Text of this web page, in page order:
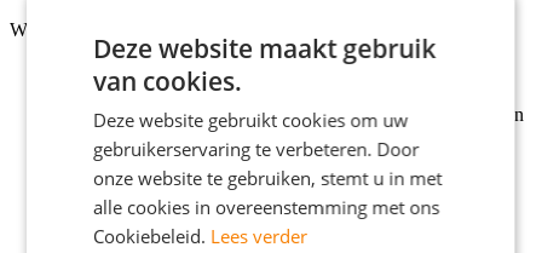
Wat je gaat doen:
Analyse: grondig onderzoeken van dossiers en beoordelen
van recht op compensatie;
Communicatie: opstellen en verzenden van beschikkingen en
brieven naar betrokkenen;
Informatievoorziening: verstrekken van duidelijke en
toegankelijke informatie aan burgers en gemachtigden;
Ondersteuning: bieden van hulp en doorverwijzen naar
Teamrol: bijdragen aan procesverbeteringen en fungeren als
Deze website maakt gebruik
van cookies.
Deze website gebruikt cookies om uw
gebruikerservaring te verbeteren. Door
onze website te gebruiken, stemt u in met
alle cookies in overeenstemming met ons
Cookiebeleid. Lees verder